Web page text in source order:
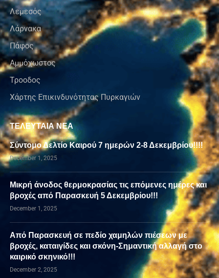
Λεμεσός
Λάρνακα
Πάφος
Αμμόχωστος
Τροοδος
Χάρτης Επικινδυνότητας Πυρκαγιών
ΤΕΛΕΥΤΑΙΑ ΝΕΑ
Σύντομο Δελτίο Καιρού 7 ημερών 2-8 Δεκεμβρίου!!!!
December 1, 2025
Μικρή άνοδος θερμοκρασίας τις επόμενες ημέρες και
βροχές από Παρασκευή 5 Δεκεμβρίου!!!
December 1, 2025
Από Παρασκευή σε πεδίο χαμηλών πιέσεων με
βροχές, καταιγίδες και σκόνη-Σημαντική αλλαγή στο
καιρικό σκηνικό!!!
December 2, 2025